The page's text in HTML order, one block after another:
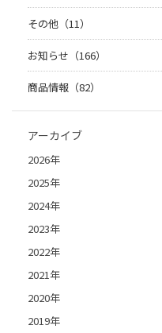
その他（11）
お知らせ（166）
商品情報（82）
アーカイブ
2026年
2025年
2024年
2023年
2022年
2021年
2020年
2019年